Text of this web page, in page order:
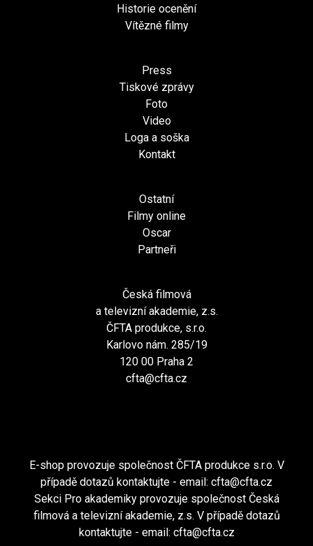
Historie ocenění
Vítězné filmy
Press
Tiskové zprávy
Foto
Video
Loga a soška
Kontakt
Ostatní
Filmy online
Oscar
Partneři
Česká filmová
a televizní akademie, z.s.
ČFTA produkce, s.r.o.
Karlovo nám. 285/19
120 00 Praha 2
cfta@cfta.cz
E-shop provozuje společnost ČFTA produkce s.r.o. V
případě dotazů kontaktujte - email: cfta@cfta.cz
Sekci Pro akademiky provozuje společnost Česká
filmová a televizní akademie, z.s. V případě dotazů
kontaktujte - email: cfta@cfta.cz